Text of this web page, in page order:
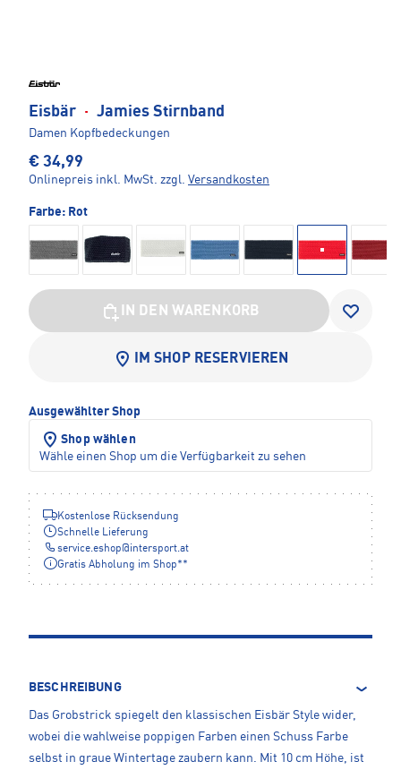
Eisbär · Jamies Stirnband
Damen Kopfbedeckungen
€ 34,99
Onlinepreis inkl. MwSt. zzgl. Versandkosten
Farbe: Rot
IN DEN WARENKORB
IM SHOP RESERVIEREN
Ausgewählter Shop
Shop wählen
Wähle einen Shop um die Verfügbarkeit zu sehen
Kostenlose Rücksendung
Schnelle Lieferung
service.eshop@intersport.at
Gratis Abholung im Shop**
BESCHREIBUNG
Das Grobstrick spiegelt den klassischen Eisbär Style wider,
wobei die wahlweise poppigen Farben einen Schuss Farbe
selbst in graue Wintertage zaubern kann. Mit 10 cm Höhe, ist